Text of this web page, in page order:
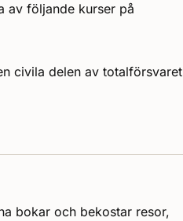
av följande kurser på
civila delen av totalförsvaret
bokar och bekostar resor,